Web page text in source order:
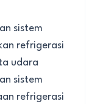
sistem
refrigerasi
udara
sistem
refrigerasi